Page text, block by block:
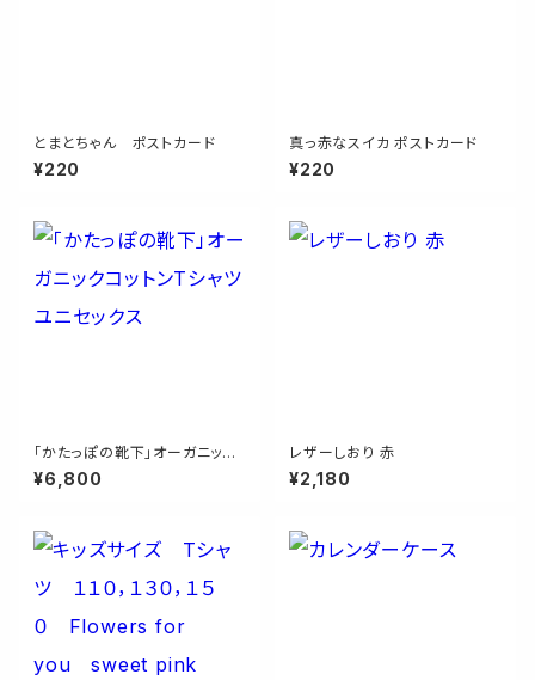
とまとちゃん ポストカード
¥220
真っ赤なスイカ ポストカード
¥220
「かたっぽの靴下」オーガニック
コットンTシャツ ユニセックス
¥6,800
レザーしおり 赤
¥2,180